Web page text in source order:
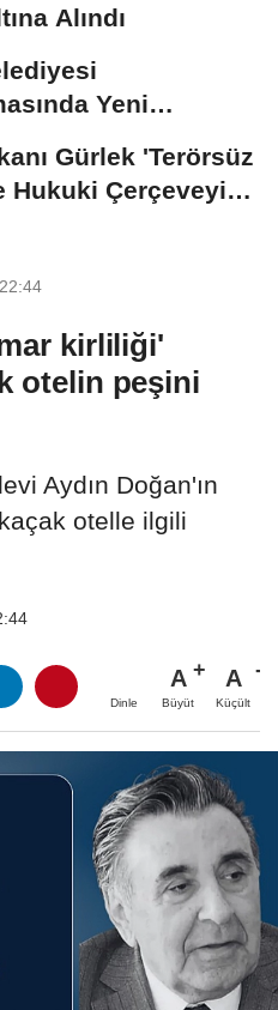
Alındı
Yeni
Gürlek 'Terörsüz
Hukuki Çerçeveyi
kirliliği'
otelin peşini
Aydın Doğan'ın
otelle ilgili
Dinle
A
Büyüt
A
Küçült